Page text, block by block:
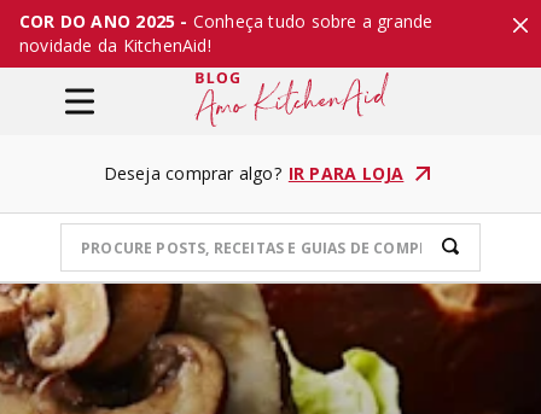
COR DO ANO 2025 - Conheça tudo sobre a grande
novidade da KitchenAid!
Deseja comprar algo? IR PARA LOJA